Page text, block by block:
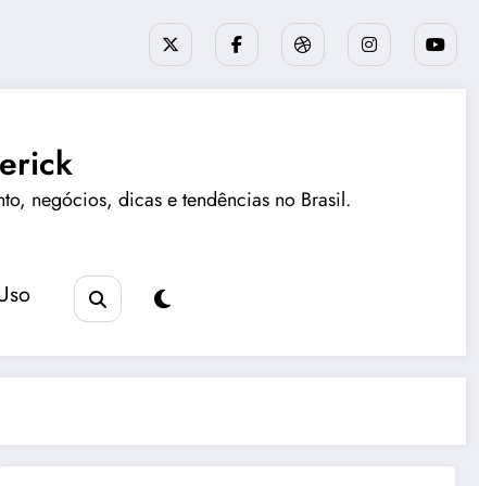
negócios, dicas e tendências no Brasil.